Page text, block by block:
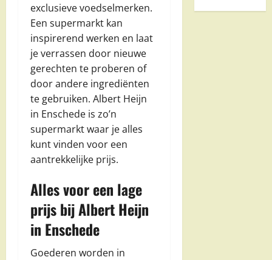
exclusieve voedselmerken.
Een supermarkt kan
inspirerend werken en laat
je verrassen door nieuwe
gerechten te proberen of
door andere ingrediënten
te gebruiken. Albert Heijn
in Enschede is zo’n
supermarkt waar je alles
kunt vinden voor een
aantrekkelijke prijs.
Alles voor een lage
prijs bij Albert Heijn
in Enschede
Goederen worden in